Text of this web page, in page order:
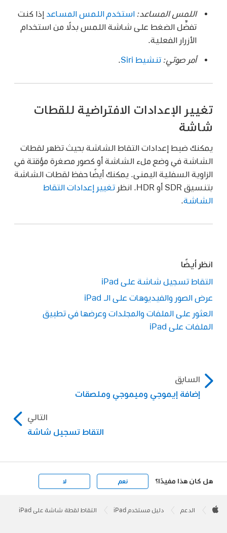
اللمس المساعد:استخدم اللمس المساعد إذا كنت
تفضِّل الضغط على شاشة اللمس بدلًا من استخدام
الأزرار الفعلية.
أمر صوتي:تنشيط Siri
تغيير الإعدادات الافتراضية للقطات
شاشة
يمكنك ضبط إعدادات التقاط الشاشة بحيث تظهر لقطات
الشاشة في وضع ملء الشاشة أو كصور مصغرة مؤقتة في
الزاوية السفلية اليمنى. يمكنك أيضًا حفظ لقطات الشاشة
بتنسيق SDR أو HDR. انظر
تغيير إعدادات التقاط
الشاشة
انظر أيضًا
التقاط تسجيل شاشة على iPad
عرض الصور والفيديوهات على الـ iPad
العثور على الملفات والمجلدات وعرضها في تطبيق
الملفات على iPad
السابق
إضافة إيموجي وميموجي وملصقات
التالي
التقاط تسجيل شاشة
هل كان هذا مفيدًا؟ نعم لا
Footer

الدعم دليل مستخدم iPad التقاط لقطة شاشة على iPad